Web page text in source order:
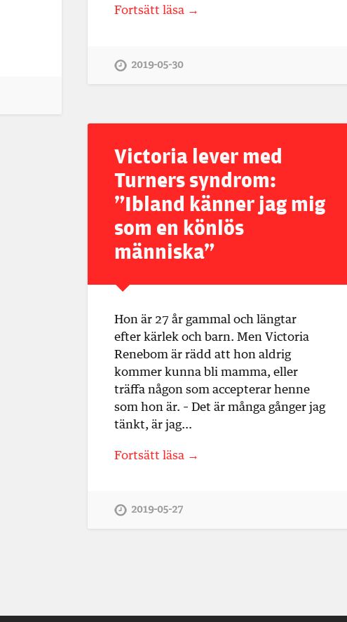
Fortsätt läsa →
2019-05-30
Victoria lever med
Turners syndrom:
”Ibland känner jag mig
som en könlös
människa”
Hon är 27 år gammal och längtar
efter kärlek och barn. Men Victoria
Renebom är rädd att hon aldrig
kommer kunna bli mamma, eller
träffa någon som accepterar henne
som hon är. – Det är många gånger jag
tänkt, är jag…
Fortsätt läsa →
2019-05-27